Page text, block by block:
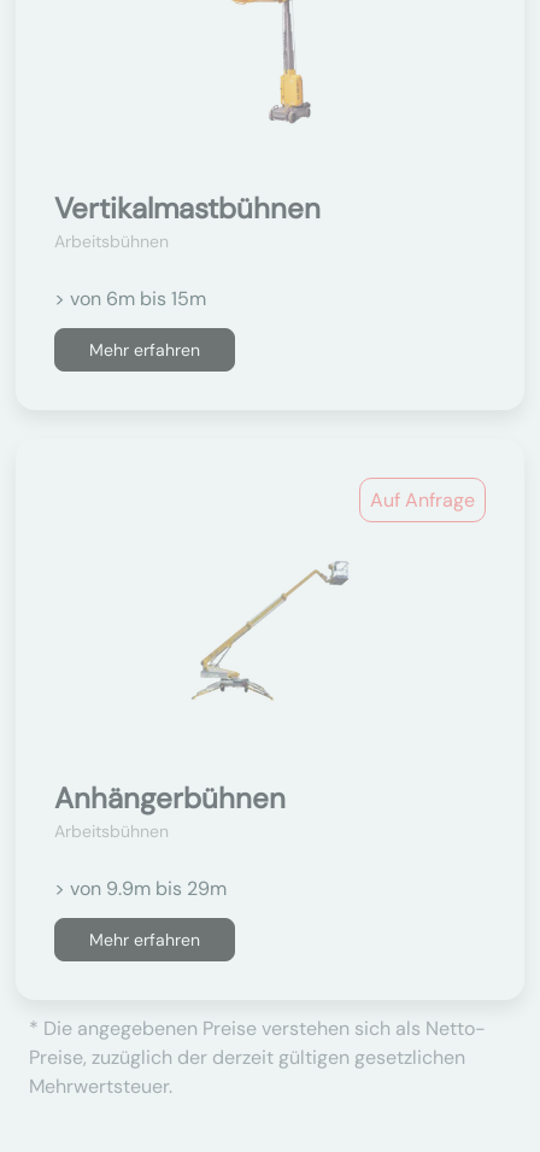
Vertikalmastbühnen
Arbeitsbühnen
> von 6m bis 15m
Mehr erfahren
Auf Anfrage
Anhängerbühnen
Arbeitsbühnen
> von 9.9m bis 29m
Mehr erfahren
* Die angegebenen Preise verstehen sich als Netto-
Preise, zuzüglich der derzeit gültigen gesetzlichen
Mehrwertsteuer.